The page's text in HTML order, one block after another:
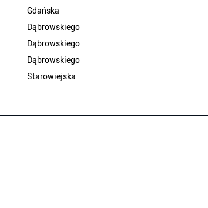
Gdańska
Dąbrowskiego
Dąbrowskiego
Dąbrowskiego
Starowiejska